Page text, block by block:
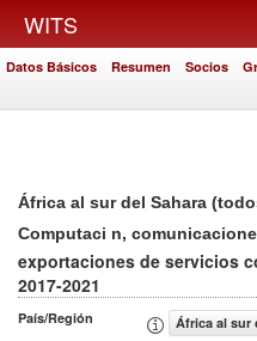
WITS
Datos Básicos Resumen Socios
África al sur del Sahara
Computaci n,
exportaciones de servicios
2017-2021
País/Región
África al sur